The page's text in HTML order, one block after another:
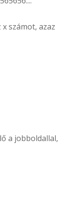
számot, azaz
a jobboldallal,